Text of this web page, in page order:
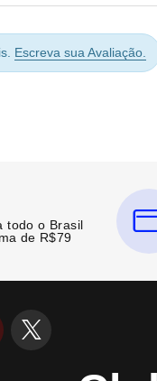
Escreva sua Avaliação.
todo o Brasil
de R$79